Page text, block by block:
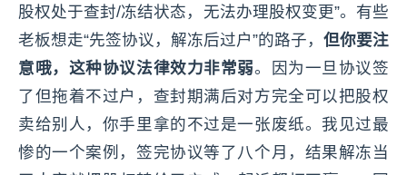
股权处于查封/冻结状态，无法办理股权变更”。有些
老板想走“先签协议，解冻后过户”的路子， 但你要注
意哦，这种协议法律效力非常弱。因为一旦协议签
了但拖着不过户，查封期满后对方完全可以把股权
卖给别人，你手里拿的不过是一张废纸。我见过最
惨的一个案例，签完协议等了八个月，结果解冻当